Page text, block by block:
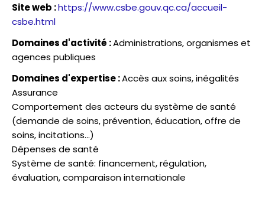
Site web :https://www.csbe.gouv.qc.ca/accueil-
csbe.html
Domaines d'activité :Administrations, organismes et
agences publiques
Domaines d'expertise :Accès aux soins, inégalités
Assurance
Comportement des acteurs du système de santé
(demande de soins, prévention, éducation, offre de
soins, incitations...)
Dépenses de santé
Système de santé: financement, régulation,
évaluation, comparaison internationale